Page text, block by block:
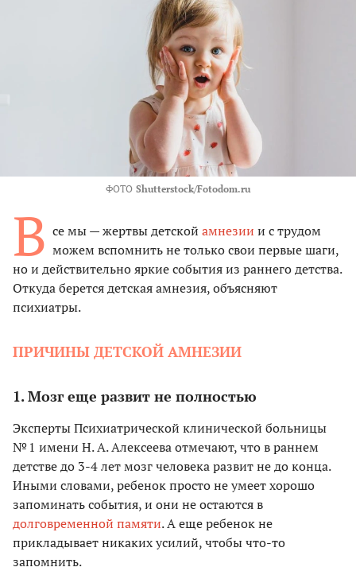
ФОТО Shutterstock/Fotodom.ru
В се мы — жертвы детской амнезии и с трудом
можем вспомнить не только свои первые шаги,
но и действительно яркие события из раннего детства.
Откуда берется детская амнезия, объясняют
психиатры.
ПРИЧИНЫ ДЕТСКОЙ АМНЕЗИИ
1. Мозг еще развит не полностью
Эксперты Психиатрической клинической больницы
№ 1 имени Н. А. Алексеева отмечают, что в раннем
детстве до 3-4 лет мозг человека развит не до конца.
Иными словами, ребенок просто не умеет хорошо
запоминать события, и они не остаются в
долговременной памяти. А еще ребенок не
прикладывает никаких усилий, чтобы что-то
запомнить.